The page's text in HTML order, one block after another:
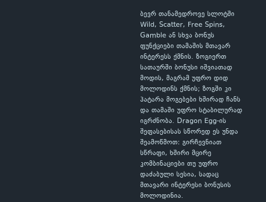
ბევრ თანამედროვე სლოტში
Wild, Scatter, Free Spins,
Gamble ან სხვა ბონუს
ფუნქციები თამაშის მთავარ
ინტერესს ქმნის. ზოგიერთ
სათაურში ბონუსი იშვიათად
მოდის, მაგრამ უფრო დიდ
მოლოდინს ქმნის; ზოგში კი
პატარა მოგებები ხშირად ჩანს
და თამაში უფრო სტაბილურად
იგრძნობა. Dragon Egg-ის
შეფასებისას სწორედ ეს უნდა
შეამოწმოთ: გირჩევნიათ
სწრაფი, ხშირი მცირე
კომბინაციები თუ უფრო
დაძაბული სესია, სადაც
მთავარი ინტერესი ბონუსის
მოლოდინია.